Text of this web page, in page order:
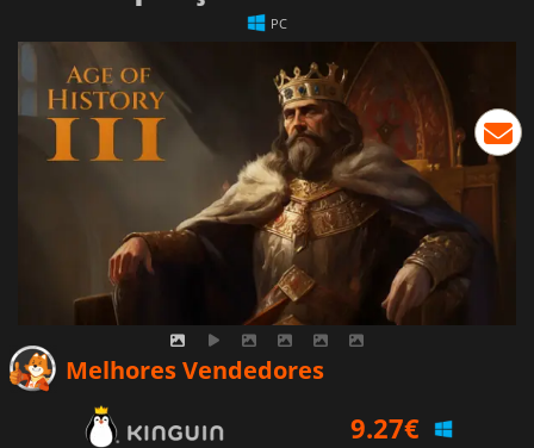
NOTÍCIAS
ENTRAR OU REGISTAR
PC
Melhores Vendedores